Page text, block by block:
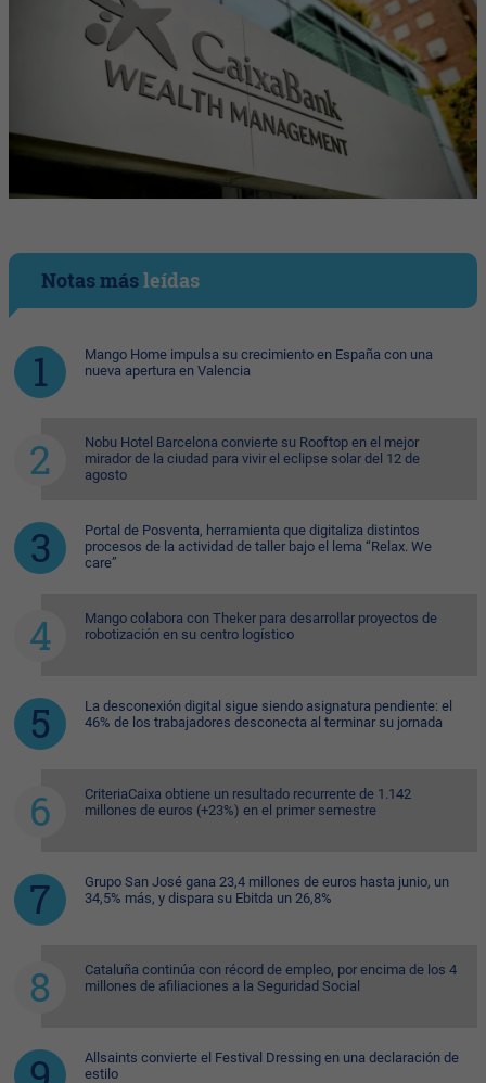
Notas másleídas
Mango Home impulsa su crecimiento en España con una
nueva apertura en Valencia
Nobu Hotel Barcelona convierte su Rooftop en el mejor
mirador de la ciudad para vivir el eclipse solar del 12 de
agosto
Portal de Posventa, herramienta que digitaliza distintos
procesos de la actividad de taller bajo el lema “Relax. We
care”
Mango colabora con Theker para desarrollar proyectos de
robotización en su centro logístico
La desconexión digital sigue siendo asignatura pendiente: el
46% de los trabajadores desconecta al terminar su jornada
CriteriaCaixa obtiene un resultado recurrente de 1.142
millones de euros (+23%) en el primer semestre
Grupo San José gana 23,4 millones de euros hasta junio, un
34,5% más, y dispara su Ebitda un 26,8%
Cataluña continúa con récord de empleo, por encima de los 4
millones de afiliaciones a la Seguridad Social
Allsaints convierte el Festival Dressing en una declaración de
estilo